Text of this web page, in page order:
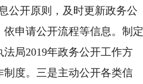
公开原则，及时更新政务公
申请公开流程等信息。制定
法局2019年政务公开工作方
度。三是主动公开各类信